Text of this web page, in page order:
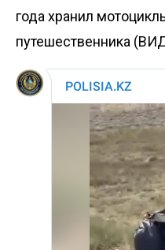
года хранил
путешественника